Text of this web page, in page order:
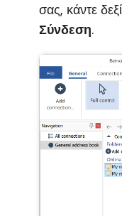
σας, κάντε
Σύνδεση.